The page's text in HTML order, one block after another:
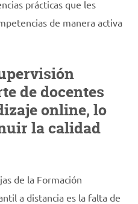
prácticas que les
de manera activa
de docentes
online, lo
la calidad
de la Formación
a distancia es la falta de